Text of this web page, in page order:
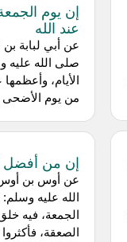
إن يوم
عند الله
عن أبي لبابة بن
صلى الله عليه
الأيام،
من يوم الأضحى
إن من أفضل
عن أوس بن
الله عليه
الجمعة، فيه
الصعقة،